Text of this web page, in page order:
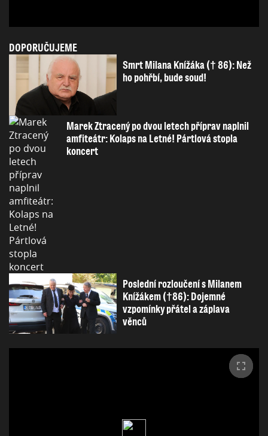
DOPORUČUJEME
Smrt Milana Knížáka († 86): Než
ho pohřbí, bude soud!
Marek Ztracený po dvou letech příprav naplnil
amfiteátr: Kolaps na Letné! Pártlová stopla
koncert
Poslední rozloučení s Milanem
Knížákem (†86): Dojemné
vzpomínky přátel a záplava
věnců